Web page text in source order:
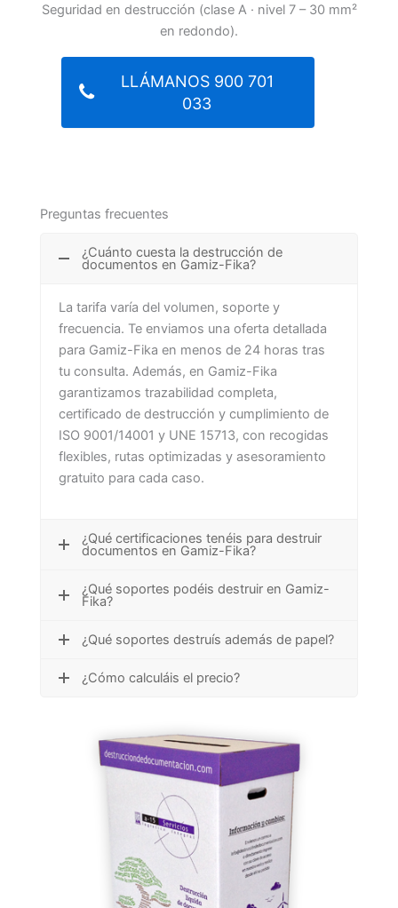
Seguridad en destrucción (clase A · nivel 7 – 30 mm²
en redondo).
LLÁMANOS 900 701
033
Preguntas frecuentes
¿Cuánto cuesta la destrucción de
documentos en Gamiz-Fika?
La tarifa varía del volumen, soporte y
frecuencia. Te enviamos una oferta detallada
para Gamiz-Fika en menos de 24 horas tras
tu consulta. Además, en Gamiz-Fika
garantizamos trazabilidad completa,
certificado de destrucción y cumplimiento de
ISO 9001/14001 y UNE 15713, con recogidas
flexibles, rutas optimizadas y asesoramiento
gratuito para cada caso.
¿Qué certificaciones tenéis para destruir
documentos en Gamiz-Fika?
¿Qué soportes podéis destruir en Gamiz-
Fika?
¿Qué soportes destruís además de papel?
¿Cómo calculáis el precio?